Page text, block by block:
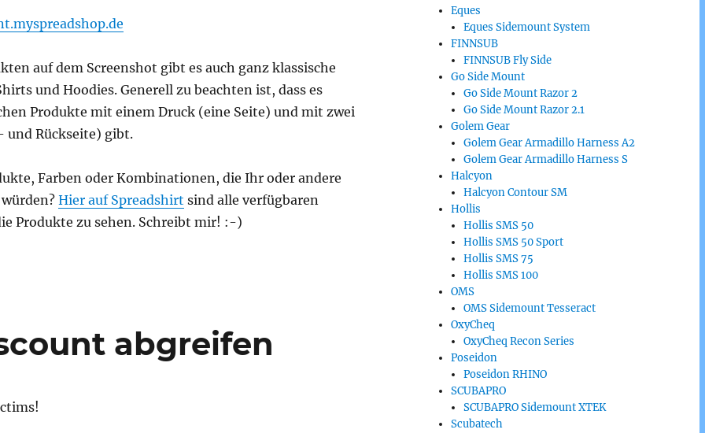
auf dem Screenshot gibt es auch ganz klassische
und Hoodies. Generell zu beachten ist, dass es
Produkte mit einem Druck (eine Seite) und mit zwei
und Rückseite) gibt.
Farben oder Kombinationen, die Ihr oder andere
Hier auf Spreadshirt sind alle verfügbaren
Produkte zu sehen. Schreibt mir! :-)
abgreifen
Eques
Eques Sidemount System
FINNSUB
FINNSUB Fly Side
Go Side Mount
Go Side Mount Razor 2
Go Side Mount Razor 2.1
Golem Gear
Golem Gear Armadillo Harness A2
Golem Gear Armadillo Harness S
Halcyon
Halcyon Contour SM
Hollis
Hollis SMS 50
Hollis SMS 50 Sport
Hollis SMS 75
Hollis SMS 100
OMS
OMS Sidemount Tesseract
OxyCheq
OxyCheq Recon Series
Poseidon
Poseidon RHINO
SCUBAPRO
SCUBAPRO Sidemount XTEK
Scubatech